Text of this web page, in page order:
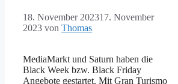
18. November 202317. November
2023 von Thomas
MediaMarkt und Saturn haben die
Black Week bzw. Black Friday
Angebote gestartet. Mit Gran Turismo